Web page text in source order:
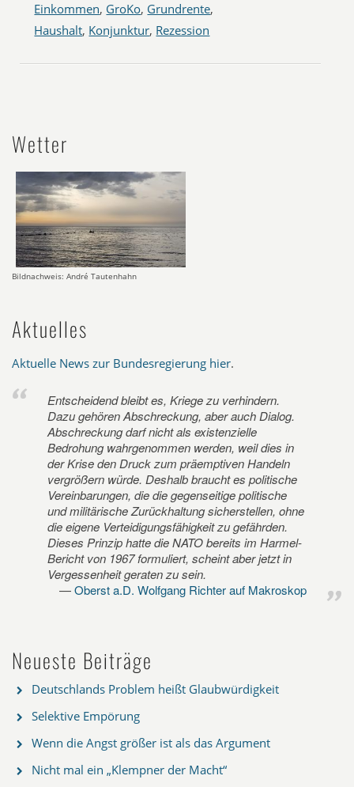
Einkommen, GroKo, Grundrente,
Haushalt, Konjunktur, Rezession
Wetter
Bildnachweis: André Tautenhahn
Aktuelles
Aktuelle News zur Bundesregierung hier.
Entscheidend bleibt es, Kriege zu verhindern.
Dazu gehören Abschreckung, aber auch Dialog.
Abschreckung darf nicht als existenzielle
Bedrohung wahrgenommen werden, weil dies in
der Krise den Druck zum präemptiven Handeln
vergrößern würde. Deshalb braucht es politische
Vereinbarungen, die die gegenseitige politische
und militärische Zurückhaltung sicherstellen, ohne
die eigene Verteidigungsfähigkeit zu gefährden.
Dieses Prinzip hatte die NATO bereits im Harmel-
Bericht von 1967 formuliert, scheint aber jetzt in
Vergessenheit geraten zu sein.
Oberst a.D. Wolfgang Richter auf Makroskop
Neueste Beiträge
Deutschlands Problem heißt Glaubwürdigkeit
Selektive Empörung
Wenn die Angst größer ist als das Argument
Nicht mal ein „Klempner der Macht“